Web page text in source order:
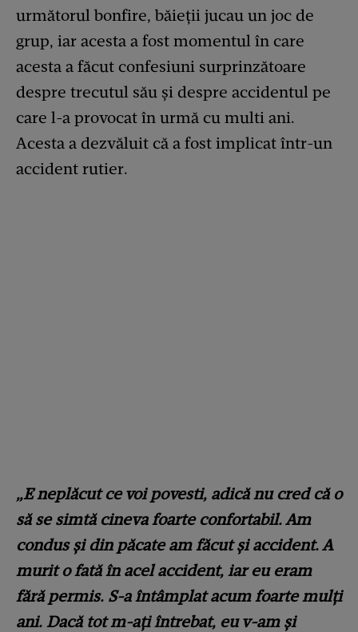
următorul bonfire, băieții jucau un joc de
grup, iar acesta a fost momentul în care
acesta a făcut confesiuni surprinzătoare
despre trecutul său și despre accidentul pe
care l-a provocat în urmă cu multi ani.
Acesta a dezvăluit că a fost implicat într-un
accident rutier.
„E neplăcut ce voi povesti, adică nu cred că o
să se simtă cineva foarte confortabil. Am
condus și din păcate am făcut și accident. A
murit o fată în acel accident, iar eu eram
fără permis. S-a întâmplat acum foarte mulți
ani. Dacă tot m-ați întrebat, eu v-am și